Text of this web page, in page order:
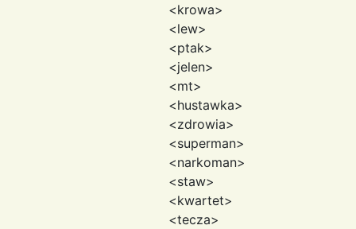
<krowa>
<lew>
<ptak>
<jelen>
<mt>
<hustawka>
<zdrowia>
<superman>
<narkoman>
<staw>
<kwartet>
<tecza>